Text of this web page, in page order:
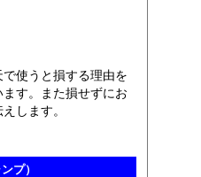
使うと損する理由を
す。また損せずにお
します。
プ）